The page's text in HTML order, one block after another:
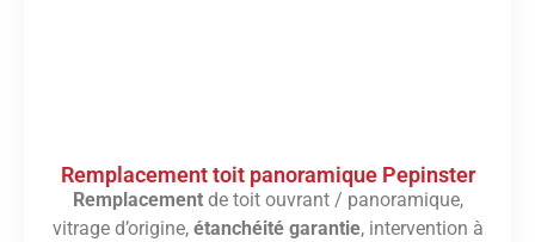
Remplacement toit panoramique Pepinster
Remplacementde toit ouvrant / panoramique,
vitrage d’origine, étanchéité garantie, intervention à